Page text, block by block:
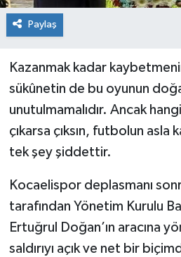
Paylaş
Kazanmak kadar
sükûnetin de bu oyunun
unutulmamalıdır. Ancak
çıkarsa çıksın, futbolun
tek şey şiddettir.
Kocaelispor deplasmanı
tarafından Yönetim Kurulu
Ertuğrul Doğan’ın aracına
saldırıyı açık ve net bir